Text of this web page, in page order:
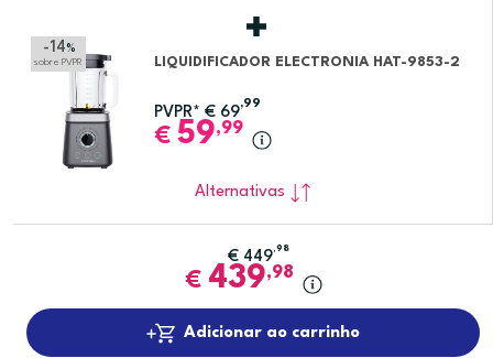
-14 %
sobre PVPR LIQUIDIFICADOR ELECTRONIA HAT-9853-2
PVPR* € 69
,99
€ 59,99
Alternativas
€ 449,98
€ 439,98
Adicionar ao carrinho